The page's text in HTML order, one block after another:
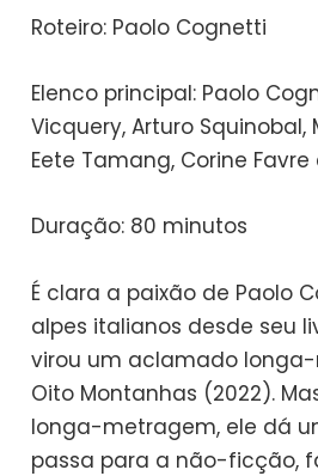
Roteiro: Paolo Cognetti
Elenco principal: Paolo
Vicquery, Arturo Squinobal,
Eete Tamang, Corine
Duração: 80 minutos
É clara a paixão de Paolo
alpes italianos desde seu
virou um aclamado
Oito Montanhas (2022).
longa-metragem, ele dá
passa para a não-ficção,